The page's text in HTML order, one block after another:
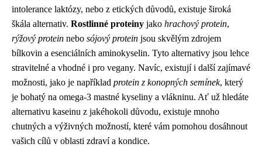
intolerance laktózy, nebo z etických důvodů, existuje široká
škála alternativ. Rostlinné proteiny jako hrachový protein,
rýžový protein nebo sójový protein jsou skvělým zdrojem
bílkovin a esenciálních aminokyselin. Tyto alternativy jsou lehce
stravitelné a vhodné i pro vegany. Navíc, existují i další zajímavé
možnosti, jako je například protein z konopných semínek, který
je bohatý na omega-3 mastné kyseliny a vlákninu. Ať už hledáte
alternativu kaseinu z jakéhokoli důvodu, existuje mnoho
chutných a výživných možností, které vám pomohou dosáhnout
vašich cílů v oblasti zdraví a kondice.